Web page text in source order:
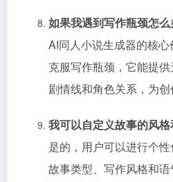
如果我遇到写作瓶颈怎么
AI同人小说生成器的核
克服写作瓶颈，它能提
剧情线和角色关系，为创
我可以自定义故事的风格
是的，用户可以进行个
故事类型、写作风格和